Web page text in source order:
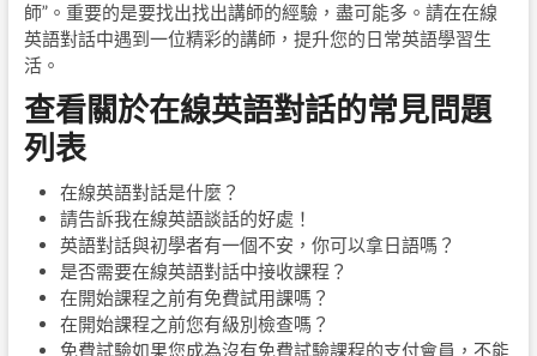
師”。重要的是要找出找出講師的經驗，盡可能多。請在在線
英語對話中遇到一位精彩的講師，提升您的日常英語學習生
活。
查看關於在線英語對話的常見問題
列表
在線英語對話是什麼？
請告訴我在線英語談話的好處！
英語對話與初學者有一個不安，你可以拿日語嗎？
是否需要在線英語對話中接收課程？
在開始課程之前有免費試用課嗎？
在開始課程之前您有級別檢查嗎？
免費試驗如果您成為沒有免費試驗課程的支付會員，不能